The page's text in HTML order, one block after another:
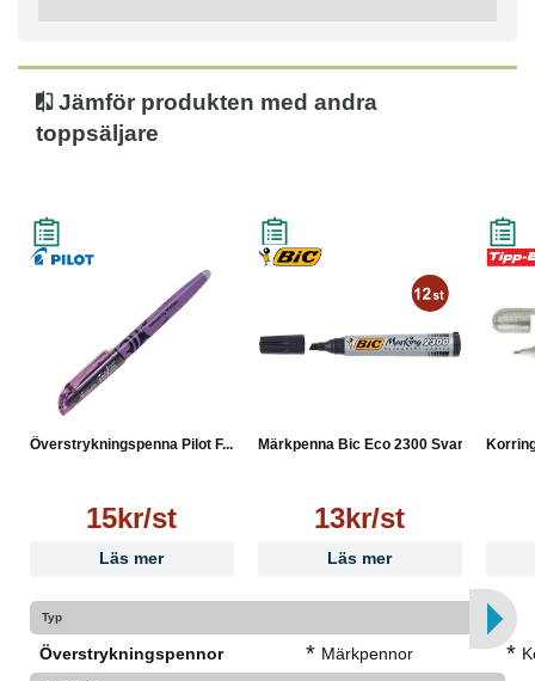
Snedskuren spets
Linjebredd: 3,8 mm
Tillverkad av 50% återvunnet material
Jämför produkten med andra
toppsäljare
Överstrykningspenna Pilot F...
15kr/st
Läs mer
Märkpenna Bic Eco 2300 Svart
13kr/st
Läs mer
Typ
Överstrykningspennor * Märkpennor *